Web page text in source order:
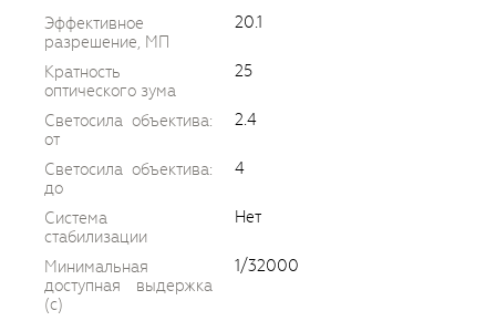
Эффективное
разрешение, МП
20.1
Кратность
оптического зума
25
Светосила объектива:
от
2.4
Светосила объектива:
до
4
Система
стабилизации
Нет
Минимальная
доступная выдержка
(c)
1/32000